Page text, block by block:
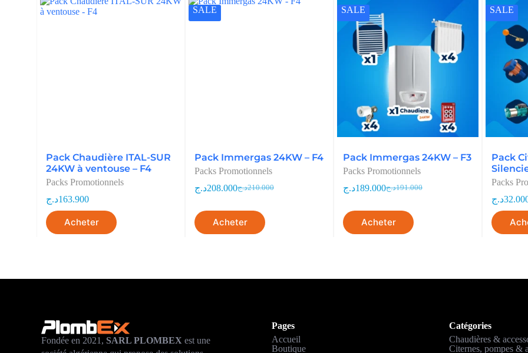
Pack Chaudière ITAL-SUR
24KW à ventouse – F4
Packs Promotionnels
163.900د.ج
Acheter
SALE
Pack Immergas 24KW – F4
Packs Promotionnels
210.000د.ج208.000د.ج
Acheter
SALE
Pack Immergas 24KW – F3
Packs Promotionnels
191.000د.ج189.000د.ج
Acheter
SALE
Pack
Packs
د.ج
Fondée en 2021, SARL PLOMBEX est une
Pages
Accueil
Boutique
Catégories
Chaudières &
Citernes, pompes &